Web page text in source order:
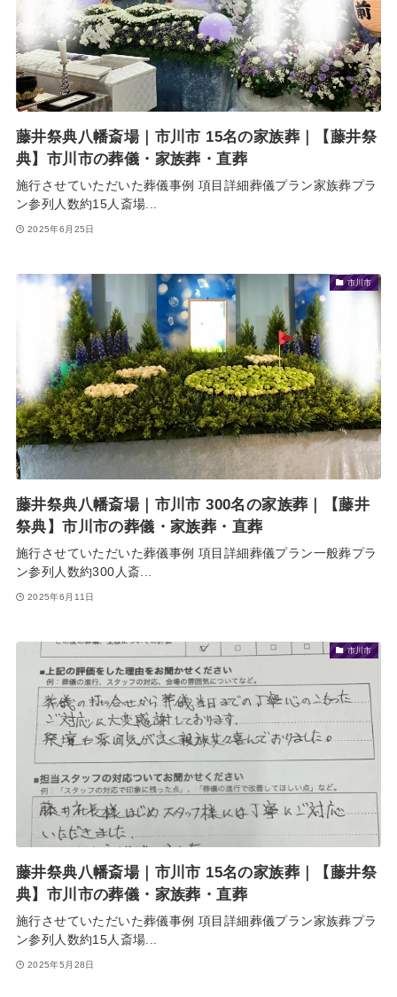
藤井祭典八幡斎場｜市川市 15名の家族葬｜【藤井祭
典】市川市の葬儀・家族葬・直葬
施行させていただいた葬儀事例 項目詳細葬儀プラン家族葬プラ
ン参列人数約15人斎場...
2025年6月25日
市川市
藤井祭典八幡斎場｜市川市 300名の家族葬｜【藤井
祭典】市川市の葬儀・家族葬・直葬
施行させていただいた葬儀事例 項目詳細葬儀プラン一般葬プラ
ン参列人数約300人斎...
2025年6月11日
市川市
藤井祭典八幡斎場｜市川市 15名の家族葬｜【藤井祭
典】市川市の葬儀・家族葬・直葬
施行させていただいた葬儀事例 項目詳細葬儀プラン家族葬プラ
ン参列人数約15人斎場...
2025年5月28日